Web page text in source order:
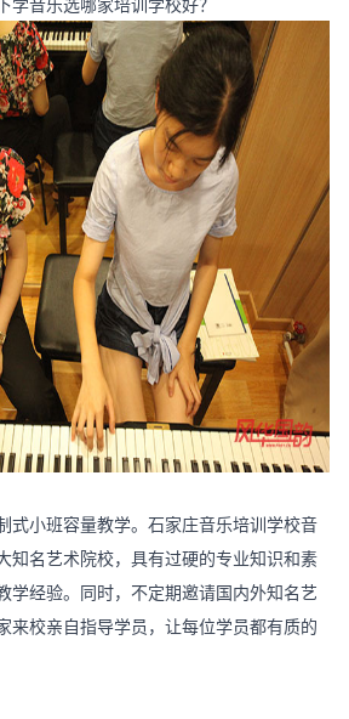
小班容量教学。石家庄音乐培训学校音
知名艺术院校，具有过硬的专业知识和素
学经验。同时，不定期邀请国内外知名艺
来校亲自指导学员，让每位学员都有质的